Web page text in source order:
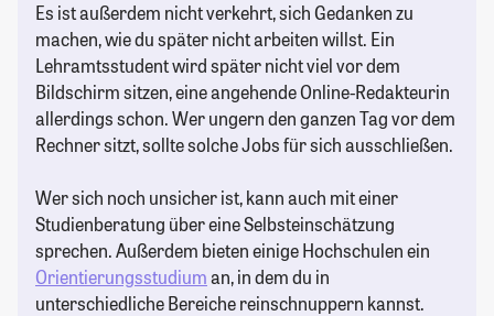
Es ist außerdem nicht verkehrt, sich Gedanken zu
machen, wie du später nicht arbeiten willst. Ein
Lehramtsstudent wird später nicht viel vor dem
Bildschirm sitzen, eine angehende Online-Redakteurin
allerdings schon. Wer ungern den ganzen Tag vor dem
Rechner sitzt, sollte solche Jobs für sich ausschließen.
Wer sich noch unsicher ist, kann auch mit einer
Studienberatung über eine Selbsteinschätzung
sprechen. Außerdem bieten einige Hochschulen ein
Orientierungsstudiuman, in dem du in
unterschiedliche Bereiche reinschnuppern kannst.